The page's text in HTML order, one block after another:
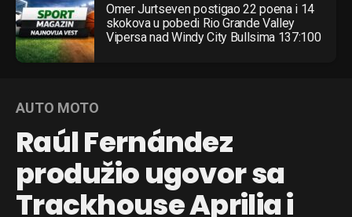
Omer Jurtseven postigao 22 poena i 14
skokova u pobedi Rio Grande Valley
Vipersa nad Windy City Bullsima 137:100
AUTO MOTO
Raúl Fernández
produžio ugovor sa
Trackhouse Aprilia i